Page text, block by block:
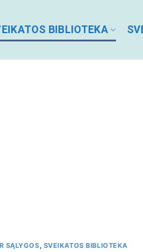
BIBLIOTEKA
SĄLYGOS, SVEIKATOS BIBLIOTEKA